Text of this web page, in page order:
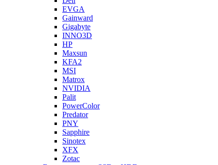
EVGA
Gainward
Gigabyte
INNO3D
HP
Maxsun
KFA2
MSI
Matrox
NVIDIA
Palit
PowerColor
Predator
PNY
Sapphire
Sinotex
XFX
Zotac